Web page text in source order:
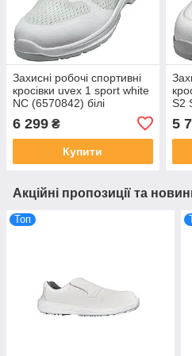
Захисні робочі спортивні
кросівки uvex 1 sport white
NC (6570842) білі
6 299 ₴
Купити
S2
5
Акційні пропозиції та
Топ